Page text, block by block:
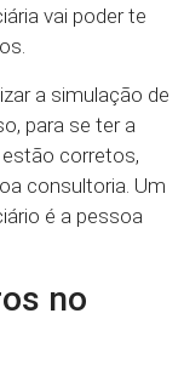
vai poder te
a simulação de
para se ter a
corretos,
consultoria. Um
é a pessoa
no